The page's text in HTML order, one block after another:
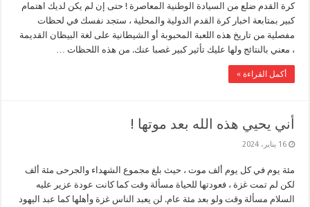
كرة القدم ضلع من السيادة الوطنية المعاصرة ! حتى إن لم يكن لديك اهتمام
كبير بمتابعة اخبار كرة القدم الدولية والمحلية ، ستجد نفسك في لحظات
مفصلية من تاريخ هذه اللعبة المحبوبة أو الشيطانية على لغة البيظان القديمة
، معني بالنتائج ولها عليك تأثير كبير غصبا عنك. من هذه اللحظات …
أكمل القراءة »
أني يحيي هذه الله بعد موتها !
16 يناير، 2024
مئة يوم في كل يوم ألف موت ، حيث بلغ مجموع الشهداء والجرحى مئة ألف
لكن لم تمت غزة ، فعودتها للحياة مسألة وقت كما كانت عودة عزير عليه
السلام مسألة وقت ولو بعد مئة عام. لن يعبد الناس غزة وأهلها كما عبد اليهود